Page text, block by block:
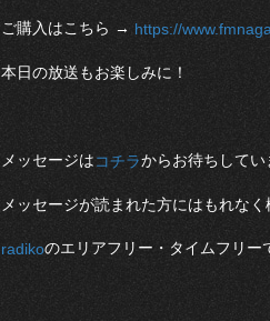
ご購入はこちら → https://
本日の放送もお楽しみに！
メッセージはコチラからお待ちしてい
メッセージが読まれた方にはもれな
radikoのエリアフリー・タイムフリー